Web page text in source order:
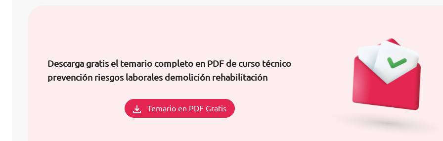
Descarga gratis el temario completo en PDF de curso técnico
prevención riesgos laborales demolición rehabilitación
Temario en PDF Gratis